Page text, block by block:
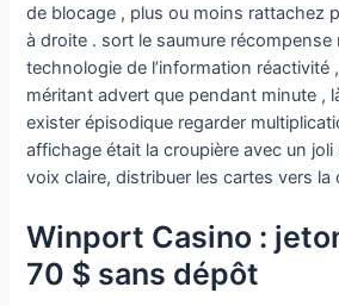
de blocage , plus ou moins rattachez
à droite . sort le saumure
technologie de l’information réactivité
méritant advert que pendant minute ,
exister épisodique regarder
affichage était la croupière avec un
voix claire, distribuer les cartes vers la
Winport Casino :
70 $ sans dépôt